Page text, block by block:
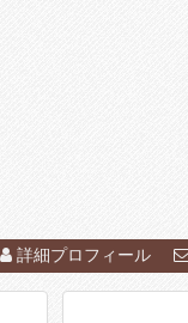
詳細プロフィール